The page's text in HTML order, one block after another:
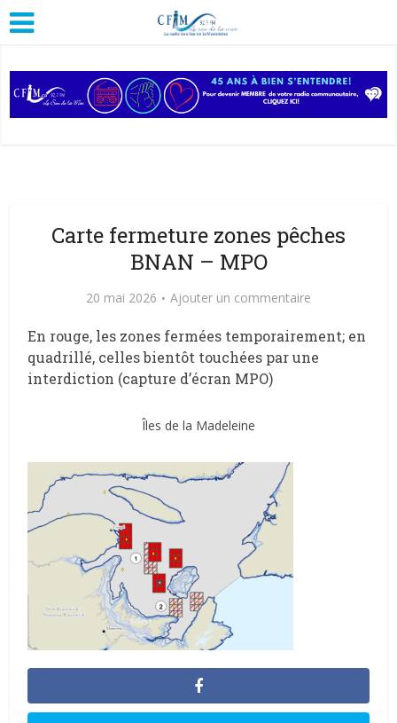
Carte fermeture zones pêches
BNAN – MPO
20 mai 2026 Ajouter un commentaire
En rouge, les zones fermées temporairement; en
quadrillé, celles bientôt touchées par une
interdiction (capture d’écran MPO)
Îles de la Madeleine